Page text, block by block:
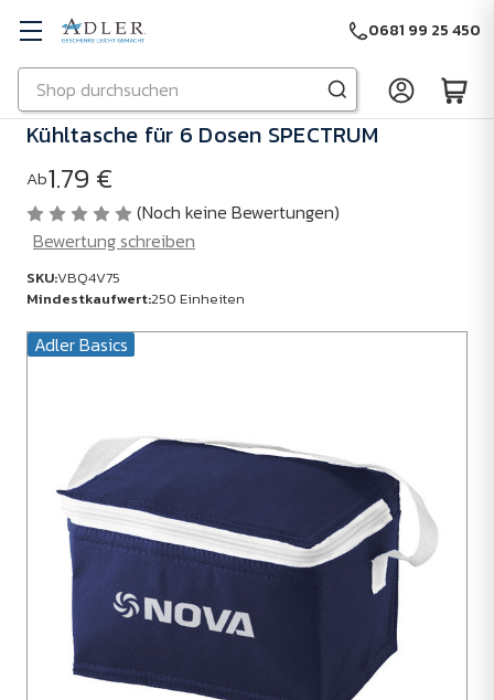
Zu Hauptinhalt springen
Suchen
0681 99 25 450
Adler Basics
Kühltasche für 6 Dosen SPECTRUM
Ab1.79 €
(Noch keine Bewertungen)
Bewertung schreiben
SKU:VBQ4V75
Mindestkaufwert:250 Einheiten
SKU:
Einheiten